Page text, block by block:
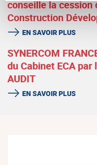
conseille la cession
Construction
EN SAVOIR PLUS
SYNERCOM
du Cabinet ECA
AUDIT
EN SAVOIR PLUS